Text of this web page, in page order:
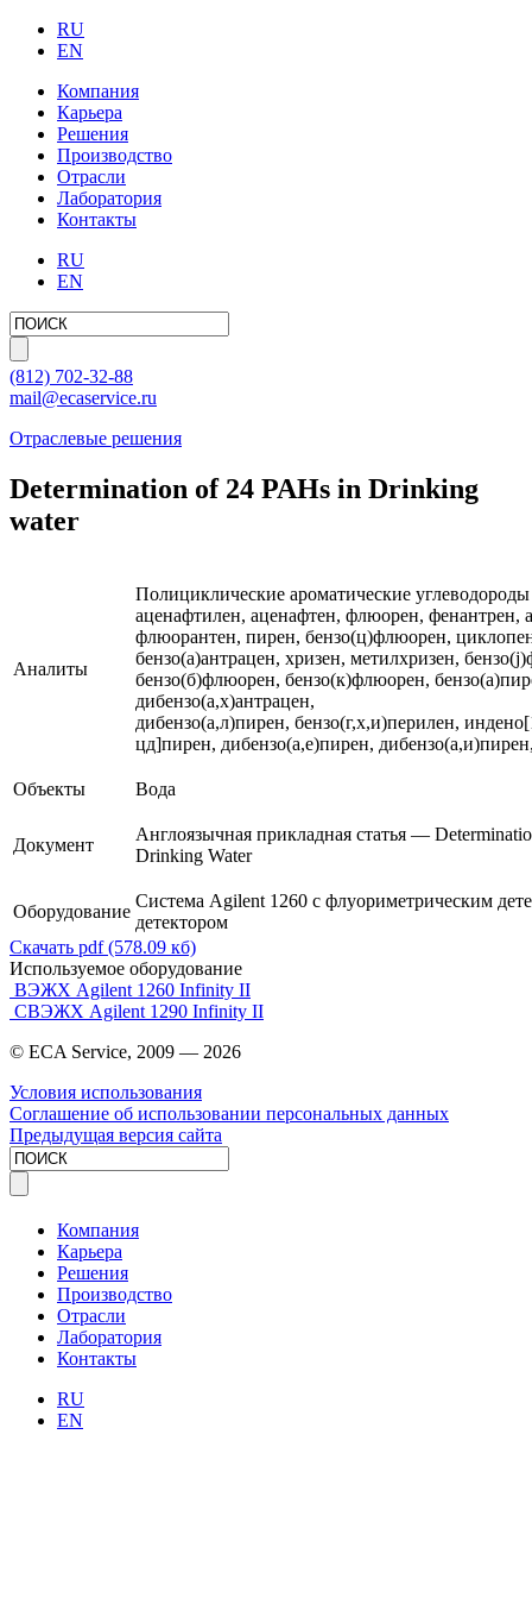
RU
EN
Компания
Карьера
Решения
Производство
Отрасли
Лаборатория
Контакты
RU
EN
(812) 702-32-88
mail@ecaservice.ru
Отраслевые решения
Determination of 24 PAHs in Drinking
water
Аналиты
Полициклические ароматические
аценафтилен, аценафтен, флюорен, фенантрен,
флюорантен, пирен, бензо(ц)флюорен,
бензо(а)антрацен, хризен, метилхризен,
бензо(б)флюорен, бензо(к)флюорен,
дибензо(а,х)антрацен,
дибензо(а,л)пирен, бензо(г,х,и)перилен,
цд]пирен, дибензо(а,е)пирен,
Объекты Вода
Документ
Англоязычная прикладная статья —
Drinking Water
Оборудование
Система Agilent 1260 с флуориметрическим
детектором
Скачать pdf (578.09 кб)
Используемое оборудование
ВЭЖХ Agilent 1260 Infinity II
СВЭЖХ Agilent 1290 Infinity II
© ECA Service, 2009 — 2026
Условия использования
Соглашение об использовании персональных данных
Предыдущая версия сайта
Компания
Карьера
Решения
Производство
Отрасли
Лаборатория
Контакты
RU
EN